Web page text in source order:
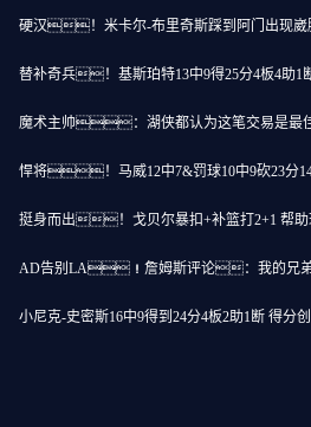
硬汉！米卡尔-布里奇斯踩到阿门出现崴
替补奇兵！基斯珀特13中9得25分4板4助1
魔术主帅：湖侠都认为这笔交易是最
悍将！马威12中7&罚球10中9砍23分
挺身而出！戈贝尔暴扣+补篮打2+1 帮助
AD告别LA！詹姆斯评论：我的兄
小尼克-史密斯16中9得到24分4板2助1断 得分